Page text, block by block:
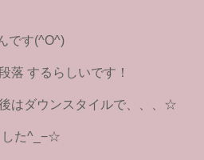
です(^O^)
落 するらしいです！
はダウンスタイルで、、、☆
した^_−☆